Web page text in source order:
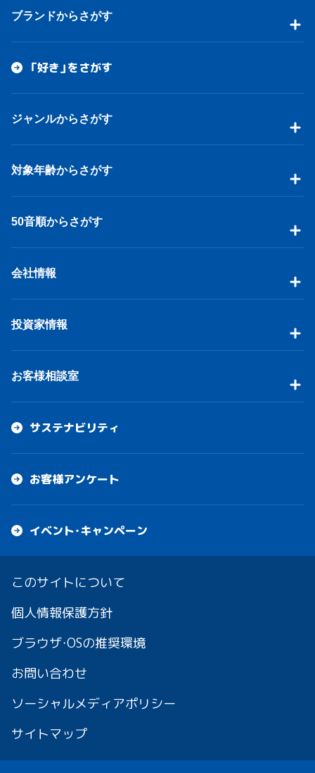
ブランドからさがす
「好き」をさがす
ジャンルからさがす
対象年齢からさがす
50音順からさがす
会社情報
投資家情報
お客様相談室
サステナビリティ
お客様アンケート
イベント・キャンペーン
このサイトについて
個人情報保護方針
ブラウザ・OSの推奨環境
お問い合わせ
ソーシャルメディアポリシー
サイトマップ